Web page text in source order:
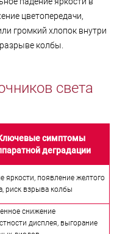
цветопередачи,
громкий хлопок внутри
колбы.
света
симптомы
деградации
яркости, появление желтого
риск взрыва колбы
снижение
дисплея, выгорание